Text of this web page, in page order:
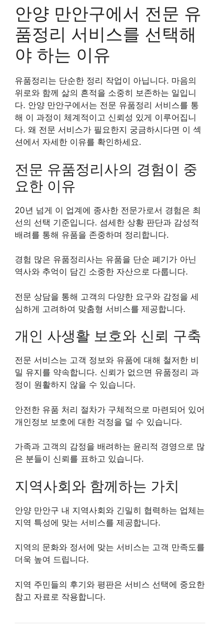
안양 만안구에서 전문 유
품정리 서비스를 선택해
야 하는 이유
유품정리는 단순한 정리 작업이 아닙니다. 마음의
위로와 함께 삶의 흔적을 소중히 보존하는 일입니
다. 안양 만안구에서는 전문 유품정리 서비스를 통
해 이 과정이 체계적이고 신뢰성 있게 이루어집니
다. 왜 전문 서비스가 필요한지 궁금하시다면 이 섹
션에서 자세한 이유를 확인하세요.
전문 유품정리사의 경험이 중
요한 이유
20년 넘게 이 업계에 종사한 전문가로서 경험은 최
선의 선택 기준입니다. 섬세한 상황 판단과 감성적
배려를 통해 유품을 존중하며 정리합니다.
경험 많은 유품정리사는 유품을 단순 폐기가 아닌
역사와 추억이 담긴 소중한 자산으로 다룹니다.
전문 상담을 통해 고객의 다양한 요구와 감정을 세
심하게 고려하여 맞춤형 서비스를 제공합니다.
개인 사생활 보호와 신뢰 구축
전문 서비스는 고객 정보와 유품에 대해 철저한 비
밀 유지를 약속합니다. 신뢰가 없으면 유품정리 과
정이 원활하지 않을 수 있습니다.
안전한 유품 처리 절차가 구체적으로 마련되어 있어
개인정보 보호에 대한 걱정을 덜 수 있습니다.
가족과 고객의 감정을 배려하는 윤리적 경영으로 많
은 분들이 신뢰를 표하고 있습니다.
지역사회와 함께하는 가치
안양 만안구 내 지역사회와 긴밀히 협력하는 업체는
지역 특성에 맞는 서비스를 제공합니다.
지역의 문화와 정서에 맞는 서비스는 고객 만족도를
더욱 높여 드립니다.
지역 주민들의 후기와 평판은 서비스 선택에 중요한
참고 자료로 작용합니다.